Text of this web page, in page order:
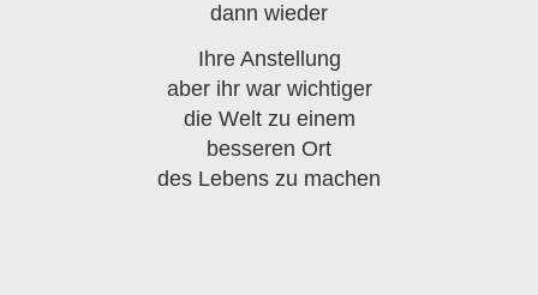
dann wieder
Ihre Anstellung
aber ihr war wichtiger
die Welt zu einem
besseren Ort
des Lebens zu machen